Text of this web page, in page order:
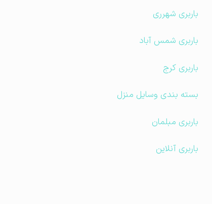
باربری شهرری
باربری شمس آباد
باربری کرج
بسته بندی وسایل منزل
باربری مبلمان
باربری آنلاین